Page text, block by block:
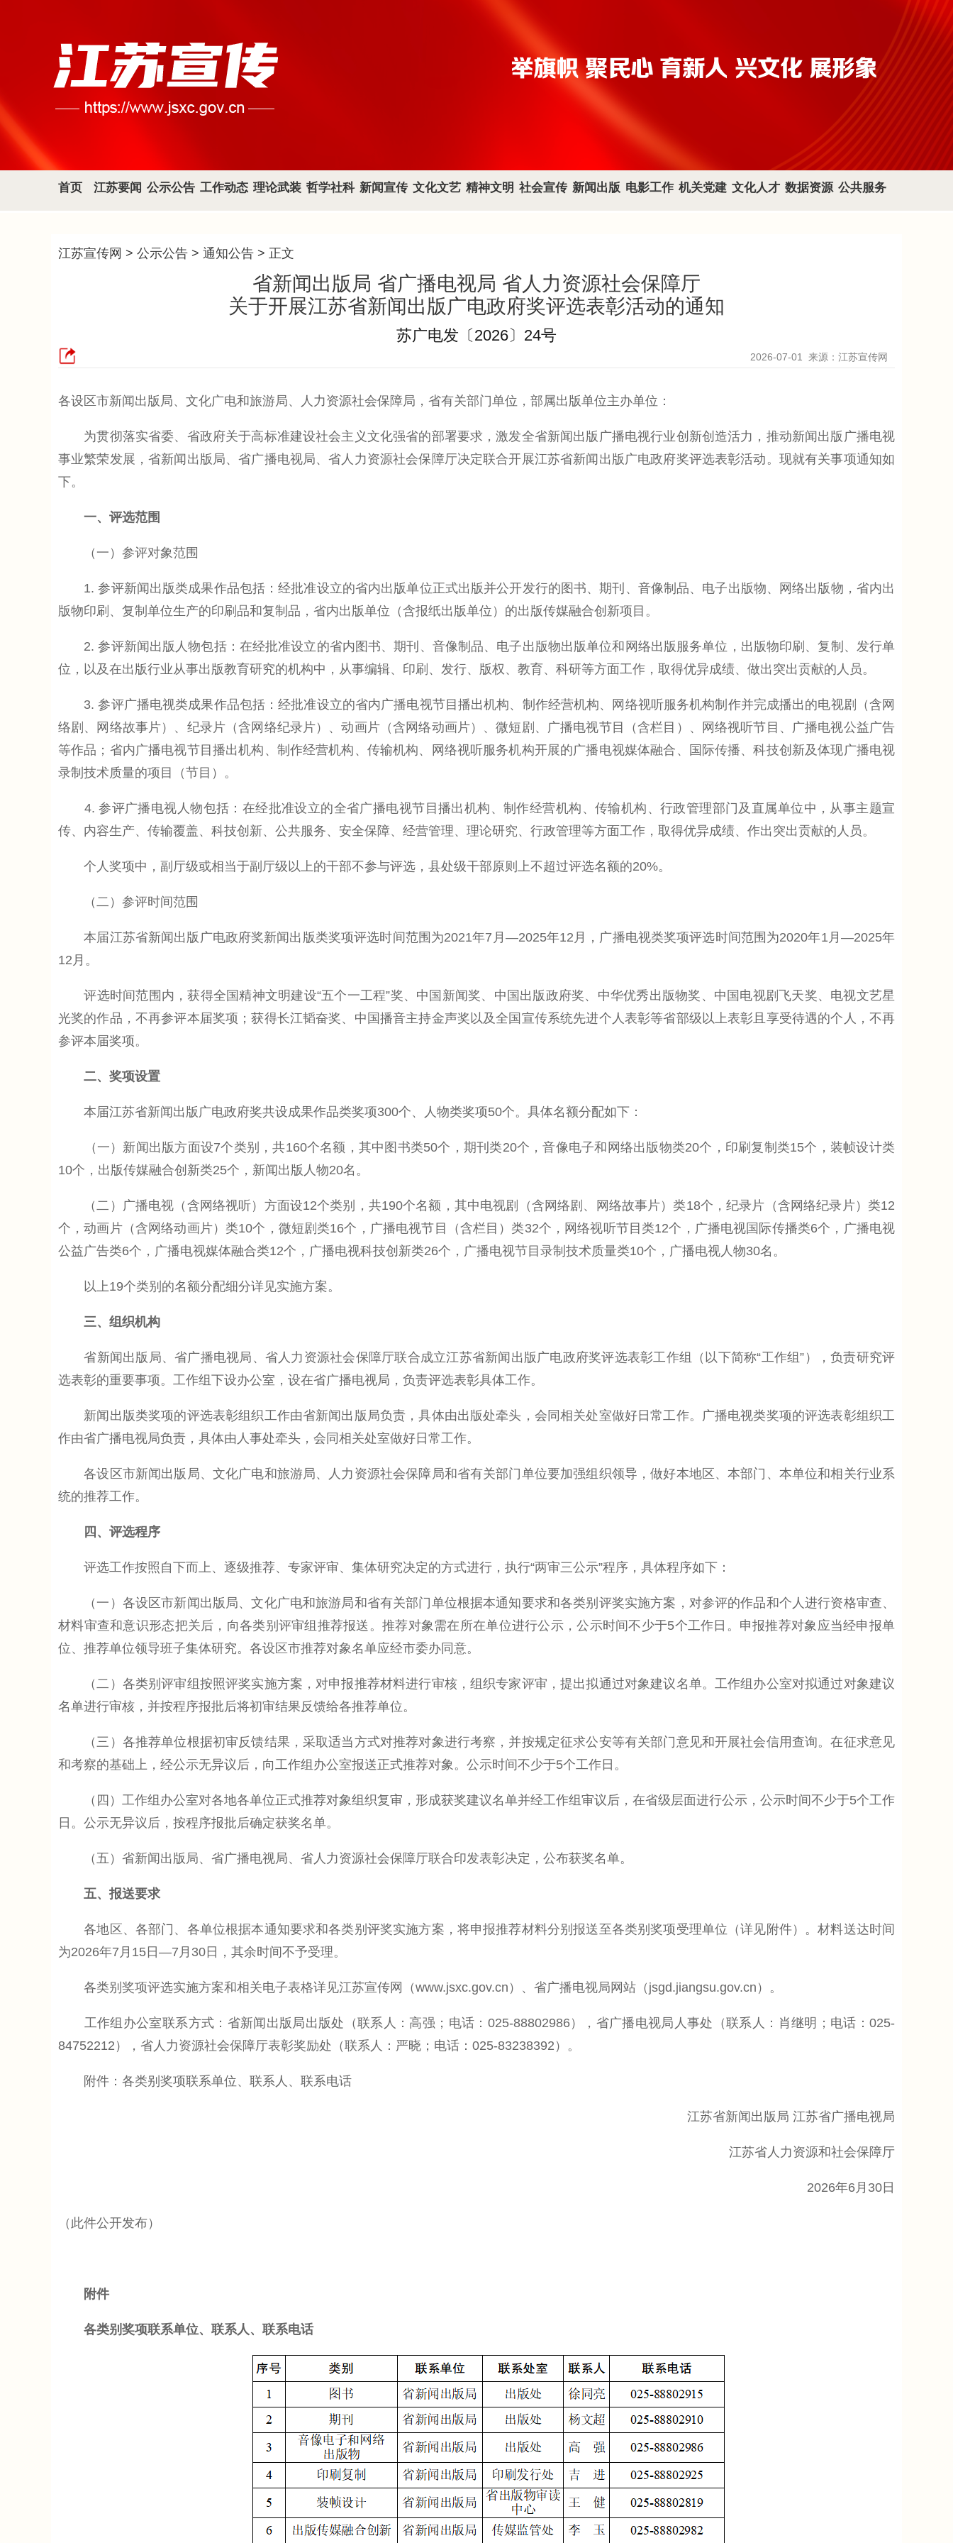
首页 江苏要闻 公示公告 工作动态 理论武装 哲学社科 新闻宣传 文化文艺 精神文明 社会宣传 新闻出版 电影工作 机关党建 文化人才 数据资源 公共服务
江苏宣传网 > 公示公告 > 通知公告 > 正文
省新闻出版局 省广播电视局 省人力资源社会保障厅
关于开展江苏省新闻出版广电政府奖评选表彰活动的通知
苏广电发〔2026〕24号
2026-07-01 来源：江苏宣传网
各设区市新闻出版局、文化广电和旅游局、人力资源社会保障局，省有关部门单位，部属出版单位主办单位：
为贯彻落实省委、省政府关于高标准建设社会主义文化强省的部署要求，激发全省新闻出版广播电视行业创新创造活力，推动新闻出版广播电视
事业繁荣发展，省新闻出版局、省广播电视局、省人力资源社会保障厅决定联合开展江苏省新闻出版广电政府奖评选表彰活动。现就有关事项通知如
下。
一、评选范围
（一）参评对象范围
1. 参评新闻出版类成果作品包括：经批准设立的省内出版单位正式出版并公开发行的图书、期刊、音像制品、电子出版物、网络出版物，省内出
版物印刷、复制单位生产的印刷品和复制品，省内出版单位（含报纸出版单位）的出版传媒融合创新项目。
2. 参评新闻出版人物包括：在经批准设立的省内图书、期刊、音像制品、电子出版物出版单位和网络出版服务单位，出版物印刷、复制、发行单
位，以及在出版行业从事出版教育研究的机构中，从事编辑、印刷、发行、版权、教育、科研等方面工作，取得优异成绩、做出突出贡献的人员。
3. 参评广播电视类成果作品包括：经批准设立的省内广播电视节目播出机构、制作经营机构、网络视听服务机构制作并完成播出的电视剧（含网
络剧、网络故事片）、纪录片（含网络纪录片）、动画片（含网络动画片）、微短剧、广播电视节目（含栏目）、网络视听节目、广播电视公益广告
等作品；省内广播电视节目播出机构、制作经营机构、传输机构、网络视听服务机构开展的广播电视媒体融合、国际传播、科技创新及体现广播电视
录制技术质量的项目（节目）。
4. 参评广播电视人物包括：在经批准设立的全省广播电视节目播出机构、制作经营机构、传输机构、行政管理部门及直属单位中，从事主题宣
传、内容生产、传输覆盖、科技创新、公共服务、安全保障、经营管理、理论研究、行政管理等方面工作，取得优异成绩、作出突出贡献的人员。
个人奖项中，副厅级或相当于副厅级以上的干部不参与评选，县处级干部原则上不超过评选名额的20%。
（二）参评时间范围
本届江苏省新闻出版广电政府奖新闻出版类奖项评选时间范围为2021年7月—2025年12月，广播电视类奖项评选时间范围为2020年1月—2025年
12月。
评选时间范围内，获得全国精神文明建设“五个一工程”奖、中国新闻奖、中国出版政府奖、中华优秀出版物奖、中国电视剧飞天奖、电视文艺星
光奖的作品，不再参评本届奖项；获得长江韬奋奖、中国播音主持金声奖以及全国宣传系统先进个人表彰等省部级以上表彰且享受待遇的个人，不再
参评本届奖项。
二、奖项设置
本届江苏省新闻出版广电政府奖共设成果作品类奖项300个、人物类奖项50个。具体名额分配如下：
（一）新闻出版方面设7个类别，共160个名额，其中图书类50个，期刊类20个，音像电子和网络出版物类20个，印刷复制类15个，装帧设计类
10个，出版传媒融合创新类25个，新闻出版人物20名。
（二）广播电视（含网络视听）方面设12个类别，共190个名额，其中电视剧（含网络剧、网络故事片）类18个，纪录片（含网络纪录片）类12
个，动画片（含网络动画片）类10个，微短剧类16个，广播电视节目（含栏目）类32个，网络视听节目类12个，广播电视国际传播类6个，广播电视
公益广告类6个，广播电视媒体融合类12个，广播电视科技创新类26个，广播电视节目录制技术质量类10个，广播电视人物30名。
以上19个类别的名额分配细分详见实施方案。
三、组织机构
省新闻出版局、省广播电视局、省人力资源社会保障厅联合成立江苏省新闻出版广电政府奖评选表彰工作组（以下简称“工作组”），负责研究评
选表彰的重要事项。工作组下设办公室，设在省广播电视局，负责评选表彰具体工作。
新闻出版类奖项的评选表彰组织工作由省新闻出版局负责，具体由出版处牵头，会同相关处室做好日常工作。广播电视类奖项的评选表彰组织工
作由省广播电视局负责，具体由人事处牵头，会同相关处室做好日常工作。
各设区市新闻出版局、文化广电和旅游局、人力资源社会保障局和省有关部门单位要加强组织领导，做好本地区、本部门、本单位和相关行业系
统的推荐工作。
四、评选程序
评选工作按照自下而上、逐级推荐、专家评审、集体研究决定的方式进行，执行“两审三公示”程序，具体程序如下：
（一）各设区市新闻出版局、文化广电和旅游局和省有关部门单位根据本通知要求和各类别评奖实施方案，对参评的作品和个人进行资格审查、
材料审查和意识形态把关后，向各类别评审组推荐报送。推荐对象需在所在单位进行公示，公示时间不少于5个工作日。申报推荐对象应当经申报单
位、推荐单位领导班子集体研究。各设区市推荐对象名单应经市委办同意。
（二）各类别评审组按照评奖实施方案，对申报推荐材料进行审核，组织专家评审，提出拟通过对象建议名单。工作组办公室对拟通过对象建议
名单进行审核，并按程序报批后将初审结果反馈给各推荐单位。
（三）各推荐单位根据初审反馈结果，采取适当方式对推荐对象进行考察，并按规定征求公安等有关部门意见和开展社会信用查询。在征求意见
和考察的基础上，经公示无异议后，向工作组办公室报送正式推荐对象。公示时间不少于5个工作日。
（四）工作组办公室对各地各单位正式推荐对象组织复审，形成获奖建议名单并经工作组审议后，在省级层面进行公示，公示时间不少于5个工作
日。公示无异议后，按程序报批后确定获奖名单。
（五）省新闻出版局、省广播电视局、省人力资源社会保障厅联合印发表彰决定，公布获奖名单。
五、报送要求
各地区、各部门、各单位根据本通知要求和各类别评奖实施方案，将申报推荐材料分别报送至各类别奖项受理单位（详见附件）。材料送达时间
为2026年7月15日—7月30日，其余时间不予受理。
各类别奖项评选实施方案和相关电子表格详见江苏宣传网（www.jsxc.gov.cn）、省广播电视局网站（jsgd.jiangsu.gov.cn）。
工作组办公室联系方式：省新闻出版局出版处（联系人：高强；电话：025-88802986），省广播电视局人事处（联系人：肖继明；电话：025-
84752212），省人力资源社会保障厅表彰奖励处（联系人：严晓；电话：025-83238392）。
附件：各类别奖项联系单位、联系人、联系电话
江苏省新闻出版局 江苏省广播电视局
江苏省人力资源和社会保障厅
2026年6月30日
（此件公开发布）
附件
各类别奖项联系单位、联系人、联系电话